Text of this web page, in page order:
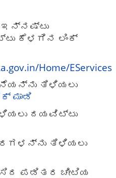
ಕೆಳಗಿನ ಲಿಂಕ್
Home/EServices
ತಿಳಿಯಲು
ಮಾಡಿ
ದಯವಿಟ್ಟು
ತಿಳಿಯಲು
ಪಡಿತರ ಚೀಟಿಯ